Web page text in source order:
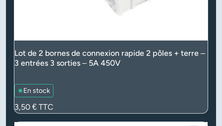
Lot de 2 bornes de connexion rapide 2 pôles + terre –
3 entrées 3 sorties – 5A 450V
En stock
Prix
3,50 € TTC